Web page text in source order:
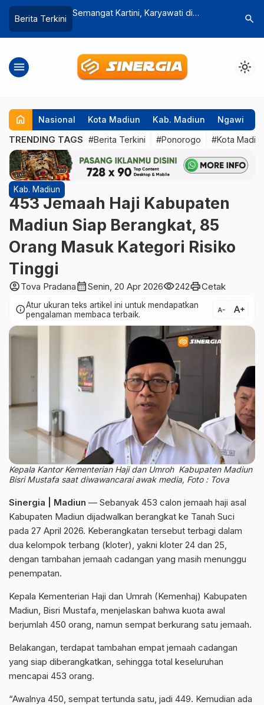
Berita Terkini
Ini Kesan Kolonel Inf Rama Pratama
Ratusan
Magetan
search
menu light_mode
home Nasional Kota Madiun Kab. Madiun Ngawi
TRENDING TAGS #Berita Terkini #Ponorogo #Kota
Kab. Madiun
453 Jemaah Haji Kabupaten
Madiun Siap Berangkat, 85
Orang Masuk Kategori Risiko
Tinggi
account_circleTova Pradanacalendar_monthSenin, 20 Apr 2026visibility242printCetak
infoAtur ukuran teks artikel ini untuk mendapatkan
pengalaman membaca terbaik.
text_decrease text_increase
Kepala Kantor Kementerian Haji dan Umroh Kabupaten Madiun
Bisri Mustafa saat diwawancarai awak media, Foto : Tova
Sinergia | Madiun — Sebanyak 453 calon jemaah haji asal
Kabupaten Madiun dijadwalkan berangkat ke Tanah Suci
pada 27 April 2026. Keberangkatan tersebut terbagi dalam
dua kelompok terbang (kloter), yakni kloter 24 dan 25,
dengan tambahan jemaah cadangan yang masih menunggu
penempatan.
Kepala Kementerian Haji dan Umrah (Kemenhaj) Kabupaten
Madiun, Bisri Mustafa, menjelaskan bahwa kuota awal
berjumlah 450 orang, namun sempat berkurang satu jemaah.
Belakangan, terdapat tambahan empat jemaah cadangan
yang siap diberangkatkan, sehingga total keseluruhan
mencapai 453 orang.
“Awalnya 450, sempat tertunda satu, jadi 449. Kemudian ada